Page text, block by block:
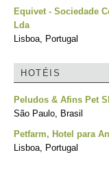
Equivet - Sociedade
Lda
Lisboa, Portugal
HOTÉIS
Peludos & Afins Pet
São Paulo, Brasil
Petfarm, Hotel para
Lisboa, Portugal